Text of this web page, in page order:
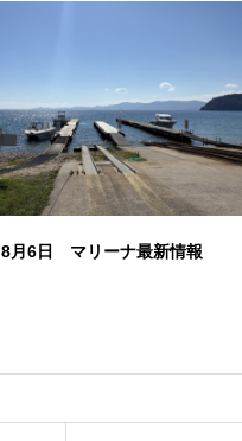
8月6日 マリーナ最新情報